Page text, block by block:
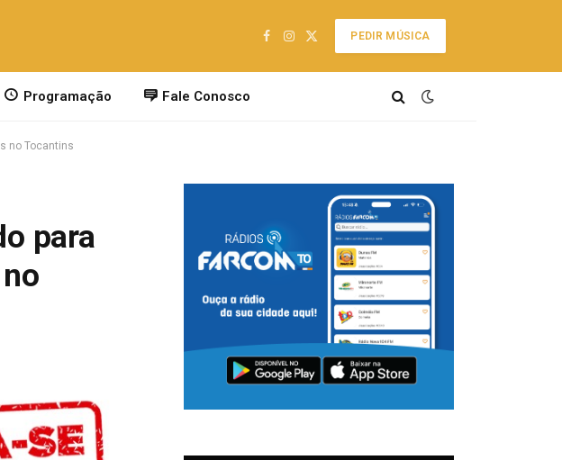
Facebook
Instagram
X
PEDIR MÚSICA
Programação Fale Conosco
no Tocantins
para